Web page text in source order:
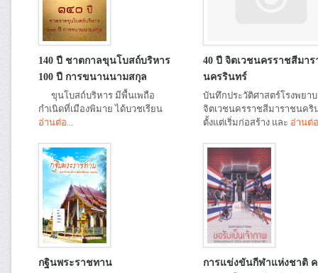
140 ปี ชาตกาลขุนโบสถ์บริหาร
100 ปี การขนานนามสกุล
ขุนโบสถ์บริหาร มีพื้นเพถือ
กำเนิดที่เมืองพิมาย ได้บวชเรียน
อ่านต่อ...
40 ปี จิตเวชนครราชสีมาร
นครรินทร์
บันทึกประวัติศาสตร์โรงพยา
จิตเวชนครราชสีมาราชนคริ
ตั้งแต่เริ่มก่อสร้าง และ อ่านต่
กฐินพระราชทาน
การแข่งขันกีฬาแห่งชาติ ค